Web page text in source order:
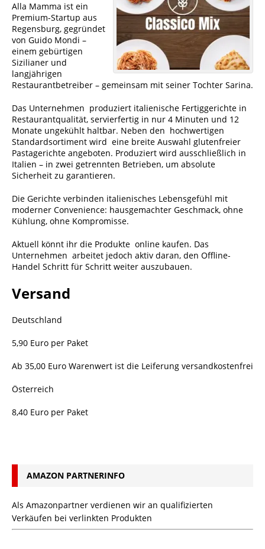
Alla Mamma ist ein
Premium-Startup aus
Regensburg, gegründet
von Guido Mondi –
einem gebürtigen
Sizilianer und
langjährigen
Restaurantbetreiber – gemeinsam mit seiner Tochter Sarina.
Das Unternehmen produziert italienische Fertiggerichte in
Restaurantqualität, servierfertig in nur 4 Minuten und 12
Monate ungekühlt haltbar. Neben den hochwertigen
Standardsortiment wird eine breite Auswahl glutenfreier
Pastagerichte angeboten. Produziert wird ausschließlich in
Italien – in zwei getrennten Betrieben, um absolute
Sicherheit zu garantieren.
Die Gerichte verbinden italienisches Lebensgefühl mit
moderner Convenience: hausgemachter Geschmack, ohne
Kühlung, ohne Kompromisse.
Aktuell könnt ihr die Produkte online kaufen. Das
Unternehmen arbeitet jedoch aktiv daran, den Offline-
Handel Schritt für Schritt weiter auszubauen.
Versand
Deutschland
5,90 Euro per Paket
Ab 35,00 Euro Warenwert ist die Leiferung versandkostenfrei
Österreich
8,40 Euro per Paket
AMAZON PARTNERINFO
Als Amazonpartner verdienen wir an qualifizierten
Verkäufen bei verlinkten Produkten